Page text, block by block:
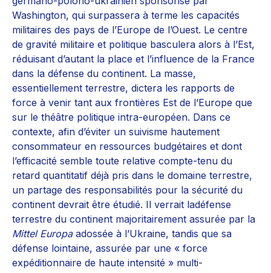
Washington, qui surpassera à terme les capacités
militaires des pays de l’Europe de l’Ouest. Le centre
de gravité militaire et politique basculera alors à l’Est,
réduisant d’autant la place et l’influence de la France
dans la défense du continent. La masse,
essentiellement terrestre, dictera les rapports de
force à venir tant aux frontières Est de l’Europe que
sur le théâtre politique intra-européen. Dans ce
contexte, afin d’éviter un suivisme hautement
consommateur en ressources budgétaires et dont
l’efficacité semble toute relative compte-tenu du
retard quantitatif déjà pris dans le domaine terrestre,
un partage des responsabilités pour la sécurité du
continent devrait être étudié. Il verrait ladéfense
terrestre du continent majoritairement assurée par la
Mittel Europaadossée à l’Ukraine, tandis que sa
défense lointaine, assurée par une « force
expéditionnaire de haute intensité » multi-